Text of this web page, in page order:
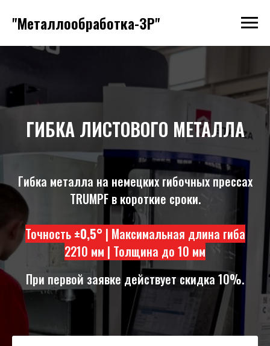
"Металлообработка-ЗР"
ГИБКА ЛИСТОВОГО МЕТАЛЛА
Гибка металла на немецких гибочных прессах
TRUMPF в короткие сроки.
Точность ±0,5° | Максимальная длина гиба
2210 мм | Толщина до 10 мм
При первой заявке действует скидка 10%.